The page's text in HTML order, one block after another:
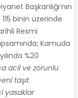
Başkanlığı’nın
binin üzerinde
Resmi
Kamuda
%20
acil ve zorunlu
taşıt
yasaklar